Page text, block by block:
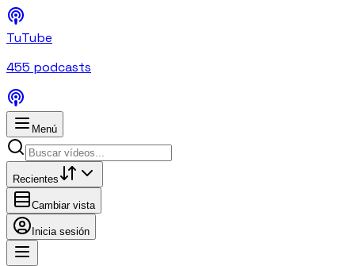
TuTube
455 podcasts
Menú
Recientes
Cambiar vista
Inicia sesión